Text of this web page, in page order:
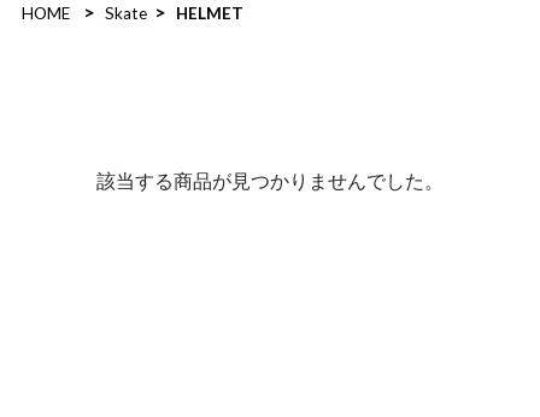
HOME Skate HELMET
該当する商品が見つかりませんでした。